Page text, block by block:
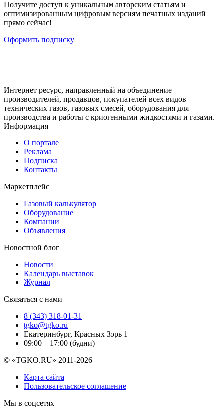
Получите доступ к уникальным авторским статьям и
оптимизированным цифровым версиям печатных изданий
прямо сейчас!
Оформить подписку
Интернет ресурс, направленный на объединение
производителей, продавцов, покупателей всех видов
технических газов, газовых смесей, оборудования для
производства и работы с криогенными жидкостями и газами.
Информация
О портале
Реклама
Подписка
Контакты
Маркетплейс
Газовый калькулятор
Оборудование
Компании
Объявления
Новостной блог
Новости
Календарь выставок
Журнал
Связаться с нами
8 (343) 318-01-31
tgko@tgko.ru
Екатеринбург, Красных Зорь 1
09:00 – 17:00 (будни)
© «TGKO.RU» 2011-2026
Карта сайта
Пользовательское соглашение
Мы в соцсетях